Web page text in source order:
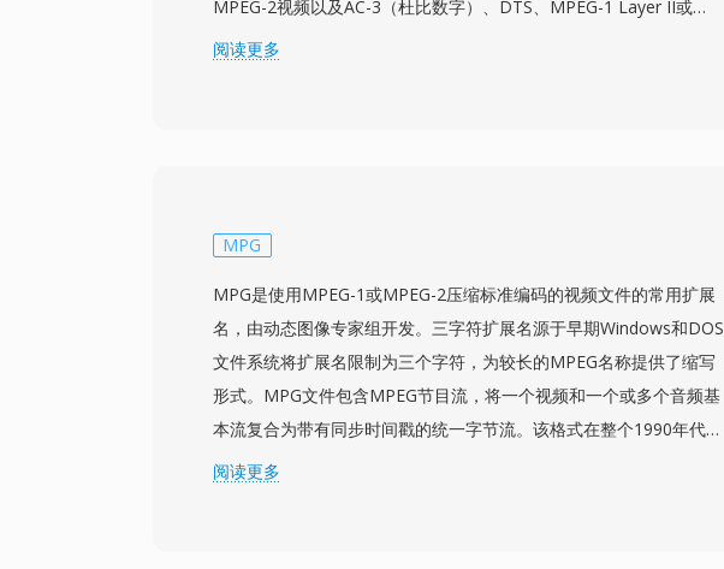
MPEG-2视频以及AC-3（杜比数字）、DTS、MPEG-1 Layer II或
LPCM格式的音频。除音视频外，VOB文件还承载作为位图叠加层的
率最高9.8 Mbps。将视频、多音轨、字幕和导航集成到单个节目流
的光盘格式已在新内容方面取代了DVD，但VOB对于访问现有的庞大
DVD内容库仍然极为重要。
阅读更多
MPG
MPG是使用MPEG-1或MPEG-2压缩标准编码的视频文件的常用扩展
名，由动态图像专家组开发。三字符扩展名源于早期Windows和DOS
文件系统将扩展名限制为三个字符，为较长的MPEG名称提供了缩写
形式。MPG文件包含MPEG节目流，将一个视频和一个或多个音频基
本流复合为带有同步时间戳的统一字节流。该格式在整个1990年代和
2000年代被广泛用于在个人电脑上存储数字视频，涵盖从VCD翻录和
阅读更多